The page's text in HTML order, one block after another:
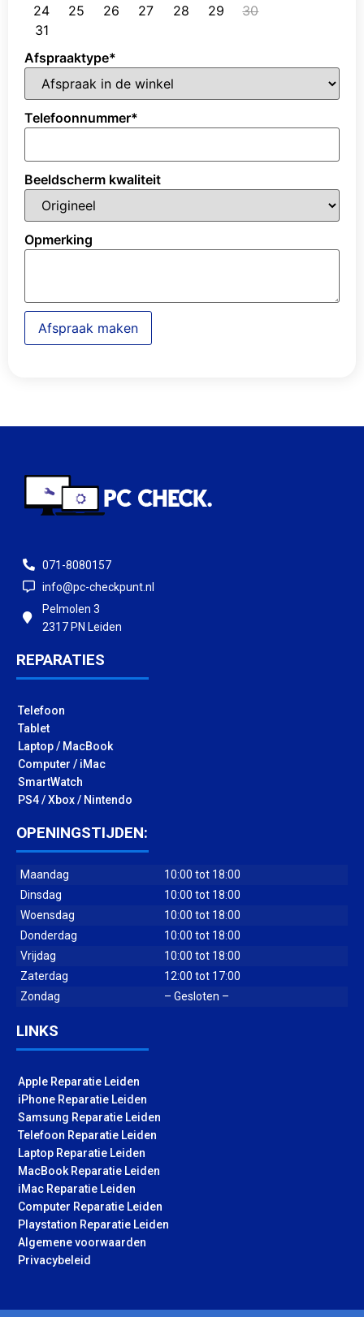
24
25 26 27 28 29
30
31
Afspraaktype*
Telefoonnummer*
Beeldscherm kwaliteit
Opmerking
Afspraak maken
071-8080157
info@pc-checkpunt.nl
Pelmolen 3
2317 PN Leiden
REPARATIES
Telefoon
Tablet
Laptop / MacBook
Computer / iMac
SmartWatch
PS4 / Xbox / Nintendo
OPENINGSTIJDEN:
Maandag
10:00 tot 18:00
Dinsdag
10:00 tot 18:00
Woensdag
10:00 tot 18:00
Donderdag
10:00 tot 18:00
Vrijdag
10:00 tot 18:00
Zaterdag
12:00 tot 17:00
Zondag
– Gesloten –
LINKS
Apple Reparatie Leiden
iPhone Reparatie Leiden
Samsung Reparatie Leiden
Telefoon Reparatie Leiden
Laptop Reparatie Leiden
MacBook Reparatie Leiden
iMac Reparatie Leiden
Computer Reparatie Leiden
Playstation Reparatie Leiden
Algemene voorwaarden
Privacybeleid